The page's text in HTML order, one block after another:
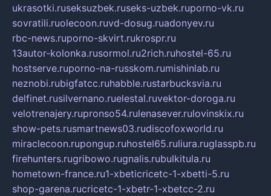
ukrasotki.ruseksuzbek.ruseks-uzbek.ruporno-vk.ru
sovratili.ruolecoon.ruvd-dosug.ruadonyev.ru
rbc-news.ruporno-skvirt.rukrospr.ru
13autor-kolonka.rusormol.ru2rich.ruhostel-65.ru
hostserve.ruporno-na-russkom.rumishinlab.ru
neznobi.rubigfatcc.ruhabble.rustarbucksvia.ru
delfinet.rusilvernano.ruelestal.ruvektor-doroga.ru
velotrenajery.rupronso54.rulenasever.rulovinskix.ru
show-pets.rusmartnews03.rudiscofoxworld.ru
miraclecoon.rupongup.ruhostel65.ruliura.ruglasspb.ru
firehunters.rugribowo.rugnalis.rubulkitula.ru
hometown-france.ru1-xbeticricetc-1-xbetti-5.ru
shop-garena.rucricetc-1-xbetr-1-xbetcc-2.ru